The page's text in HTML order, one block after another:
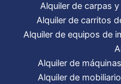
Alquiler de carpas
Alquiler de carritos
Alquiler de equipos de
Alquiler de
Alquiler de